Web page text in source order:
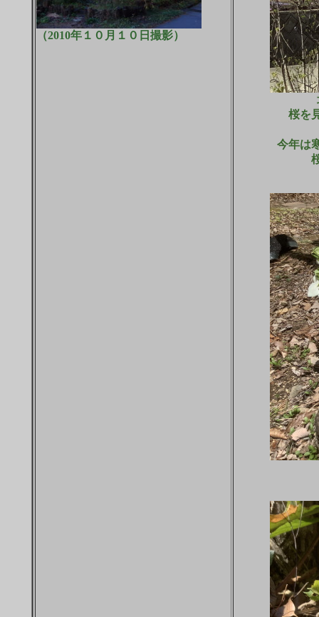
（2010年１０月１０日撮影）
桜を
今年は